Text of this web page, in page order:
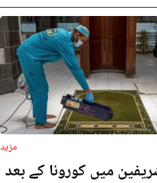
مزید
میں کورونا کے بعد